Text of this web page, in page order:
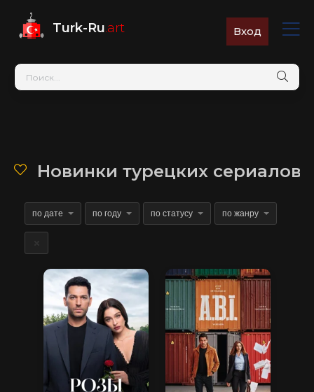
Turk-Ru.art Вход
Новинки турецких сериалов
по дате по году по статусу по жанру